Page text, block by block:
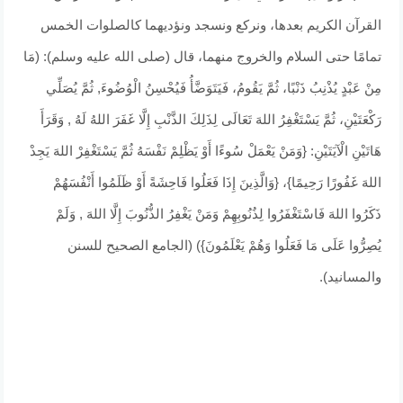
القرآن الكريم بعدها، ونركع ونسجد ونؤديهما كالصلوات الخمس
تمامًا حتى السلام والخروج منهما، قال (صلى الله عليه وسلم): (مَا
مِنْ عَبْدٍ يُذْنِبُ ذَنْبًا، ثُمَّ يَقُومُ، فَيَتَوَضَّأُ فَيُحْسِنُ الْوُضُوءَ, ثُمَّ يُصَلِّي
رَكْعَتَيْنِ، ثُمَّ يَسْتَغْفِرُ اللهَ تَعَالَى لِذَلِكَ الذَّنْبِ إِلَّا غَفَرَ اللهُ لَهُ , وَقَرَأَ
هَاتَيْنِ الْآيَتَيْنِ: {وَمَنْ يَعْمَلْ سُوءًا أَوْ يَظْلِمْ نَفْسَهُ ثُمَّ يَسْتَغْفِرْ اللهَ يَجِدْ
اللهَ غَفُورًا رَحِيمًا}، {وَالَّذِينَ إِذَا فَعَلُوا فَاحِشَةً أَوْ ظَلَمُوا أَنْفُسَهُمْ
ذَكَرُوا اللهَ فَاسْتَغْفَرُوا لِذُنُوبِهِمْ وَمَنْ يَغْفِرُ الذُّنُوبَ إِلَّا اللهَ , وَلَمْ
يُصِرُّوا عَلَى مَا فَعَلُوا وَهُمْ يَعْلَمُونَ}) (الجامع الصحيح للسنن
والمسانيد).